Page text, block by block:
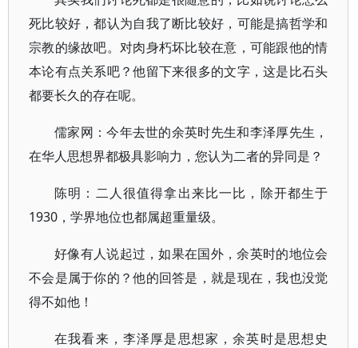
死比较好，都认为自我了断比较好，可能是搞哲学和
宗教的缘故吧。对肉身朽坏比较在意，可能跟他的情
本论有点关系吧？他留下来很多的文字，这是比石头
都要长久的存在呢。
儒家网：今年去世的余英时先生和李泽厚先生，
在华人思想界都极具影响力，您认为二者的异同是？
陈明：二人很值得拿出来比一比，除开都生于
1930，学界地位也都属超重量级。
好像有人说起过，如果在国外，余英时的地位会
不会是属于你的？他的回答是，就是现在，我也没觉
得不如他！
在我看来，李泽厚是思想家，余英时是思想史